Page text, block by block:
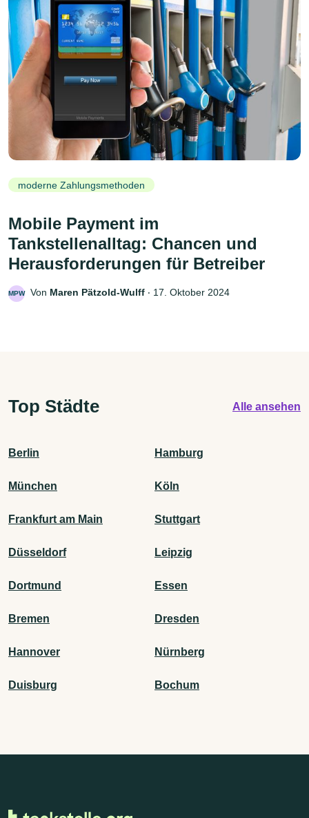
moderne Zahlungsmethoden
Mobile Payment im
Tankstellenalltag: Chancen und
Herausforderungen für Betreiber
MPW Von Maren Pätzold-Wulff ‧ 17. Oktober 2024
Top Städte Alle ansehen
Berlin Hamburg
München Köln
Frankfurt am Main Stuttgart
Düsseldorf Leipzig
Dortmund Essen
Bremen Dresden
Hannover Nürnberg
Duisburg Bochum